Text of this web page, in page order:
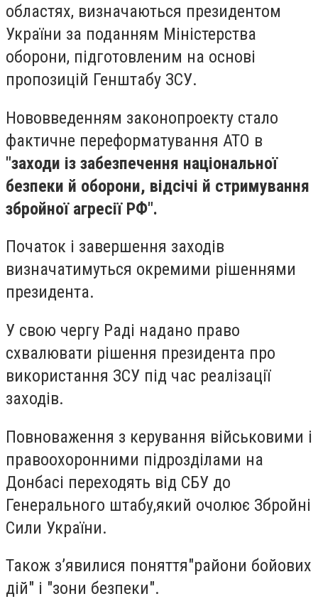
областях, визначаються президентом
України за поданням Міністерства
оборони, підготовленим на основі
пропозицій Генштабу ЗСУ.
Нововведенням законопроекту стало
фактичне переформатування АТО в
"заходи із забезпечення національної
безпеки й оборони, відсічі й стримування
збройної агресії РФ".
Початок і завершення заходів
визначатимуться окремими рішеннями
президента.
У свою чергу Раді надано право
схвалювати рішення президента про
використання ЗСУ під час реалізації
заходів.
Повноваження з керування військовими і
правоохоронними підрозділами на
Донбасі переходять від СБУ до
Генерального штабу,який очолює Збройні
Сили України.
Також з’явилися поняття"райони бойових
дій" і "зони безпеки".